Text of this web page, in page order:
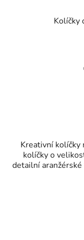
Kolíčky
Kreativní kolíčky
kolíčky o
detailní